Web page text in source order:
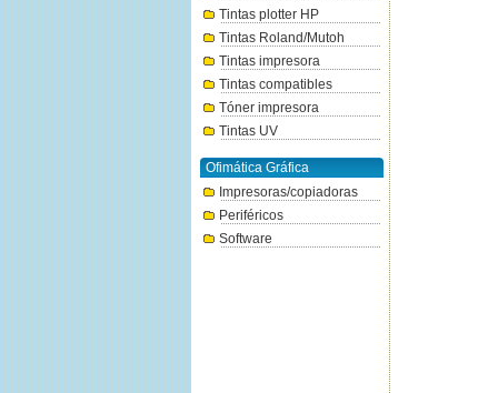
Tintas plotter HP
Tintas Roland/Mutoh
Tintas impresora
Tintas compatibles
Tóner impresora
Tintas UV
Ofimática Gráfica
Impresoras/copiadoras
Periféricos
Software